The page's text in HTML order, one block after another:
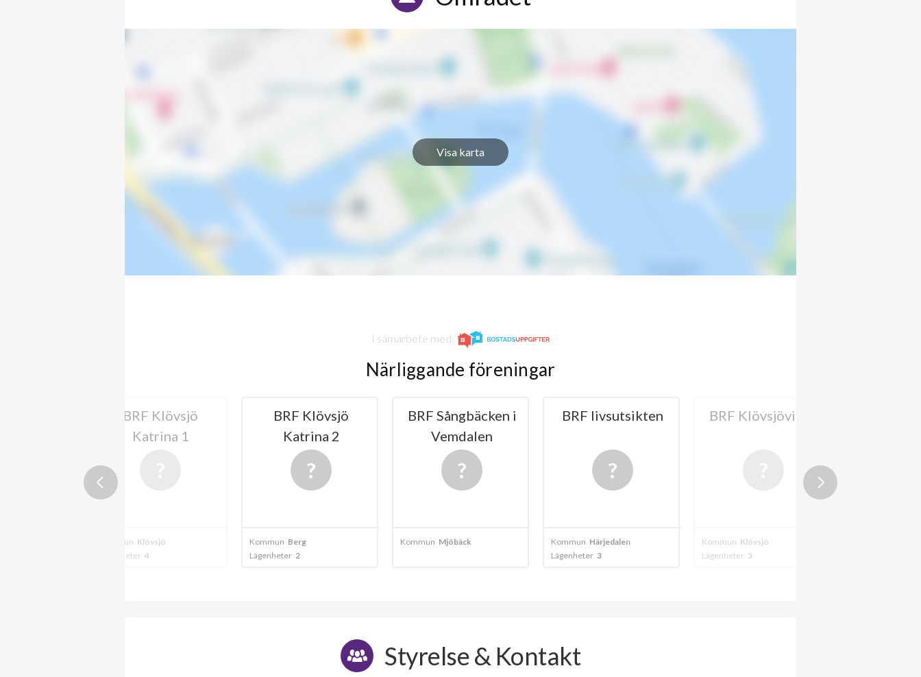
Visa karta
I samarbete med
Närliggande föreningar
BRF Klövsjö
Katrina 1
Kommun Klövsjö
Lägenheter 4
BRF Klövsjö
Katrina 2
Kommun Berg
Lägenheter 2
BRF Sångbäcken i
Vemdalen
Kommun Mjöbäck
BRF livsutsikten
Kommun Härjedalen
Lägenheter 3
BRF Klövsjövillan
Kommun Klövsjö
Lägenheter 3
Styrelse & Kontakt